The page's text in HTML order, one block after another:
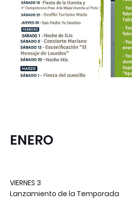
ENERO
VIERNES 3
Lanzamiento de la Temporada